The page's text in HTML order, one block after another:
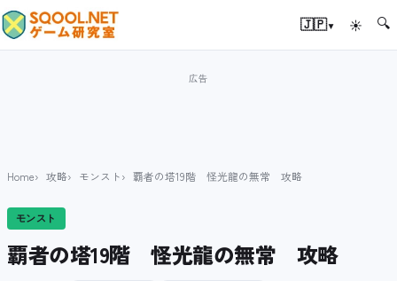
🇯🇵▾ ☀ 🔍
Home 攻略 モンスト 覇者の塔19階 怪光龍の無常 攻略
モンスト
覇者の塔19階 怪光龍の無常 攻略